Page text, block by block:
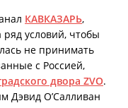
КАВКАЗАРЬ,
условий, чтобы
не принимать
с Россией,
двора ZVO.
Дэвид О’Салливан